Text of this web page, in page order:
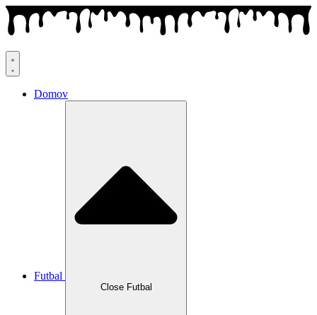
Preskočiť
na
obsah
Domov
Futbal
Close Futbal